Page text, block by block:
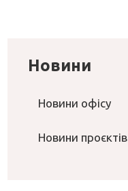
Новини
Новини офісу
Новини проєктів